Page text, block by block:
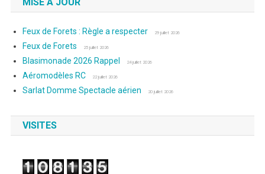
Feux de Forets : Règle a respecter 29 juillet 2026
Feux de Forets 25 juillet 2026
Blasimonade 2026 Rappel 24 juillet 2026
Aéromodèles RC 22 juillet 2026
Sarlat Domme Spectacle aérien 20 juillet 2026
VISITES